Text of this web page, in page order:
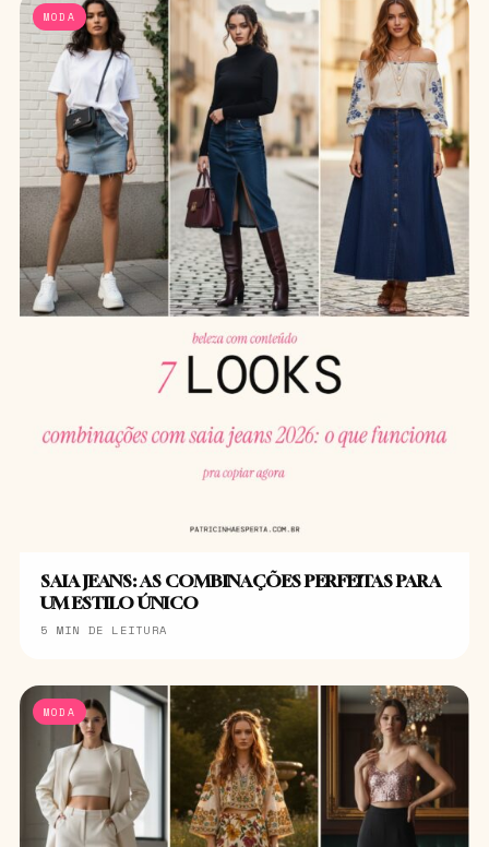
MODA
SAIA JEANS: AS COMBINAÇÕES PERFEITAS PARA
UM ESTILO ÚNICO
5 MIN DE LEITURA
MODA